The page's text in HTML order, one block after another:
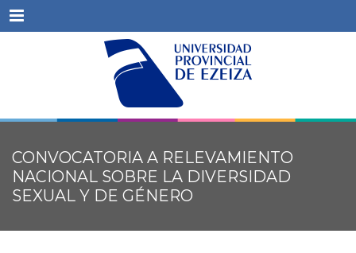
Menu
CONVOCATORIA A RELEVAMIENTO
NACIONAL SOBRE LA DIVERSIDAD
SEXUAL Y DE GÉNERO